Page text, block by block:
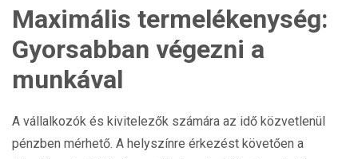
Maximális termelékenység:
Gyorsabban végezni a
munkával
A vállalkozók és kivitelezők számára az idő közvetlenül
pénzben mérhető. A helyszínre érkezést követően a